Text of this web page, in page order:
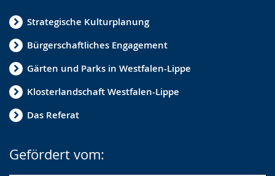
Strategische Kulturplanung
Bürgerschaftliches Engagement
Gärten und Parks in Westfalen-Lippe
Klosterlandschaft Westfalen-Lippe
Das Referat
Gefördert vom: